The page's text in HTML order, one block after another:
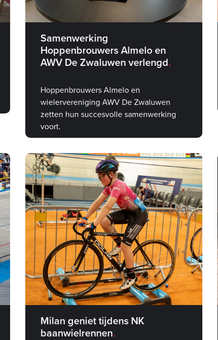
Samenwerking
Hoppenbrouwers Almelo en
AWV De Zwaluwen verlengd
Hoppenbrouwers Almelo en
wielervereniging AWV De Zwaluwen
zetten hun succesvolle samenwerking
voort.
Milan geniet tijdens NK
baanwielrennen